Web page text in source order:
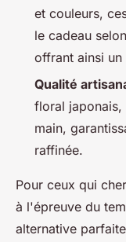
et couleurs,
le cadeau
offrant ainsi un
Qualité
floral japonais,
main,
raffinée.
Pour ceux qui
à l'épreuve du
alternative